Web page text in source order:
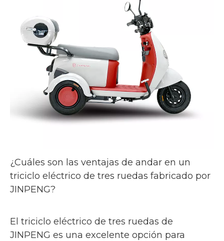
¿Cuáles son las ventajas de andar en un
triciclo eléctrico de tres ruedas fabricado por
JINPENG?
El triciclo eléctrico de tres ruedas de
JINPENG es una excelente opción para